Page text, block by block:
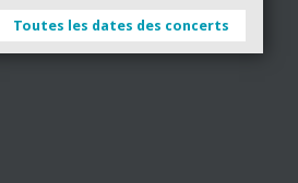
Toutes les dates des concerts